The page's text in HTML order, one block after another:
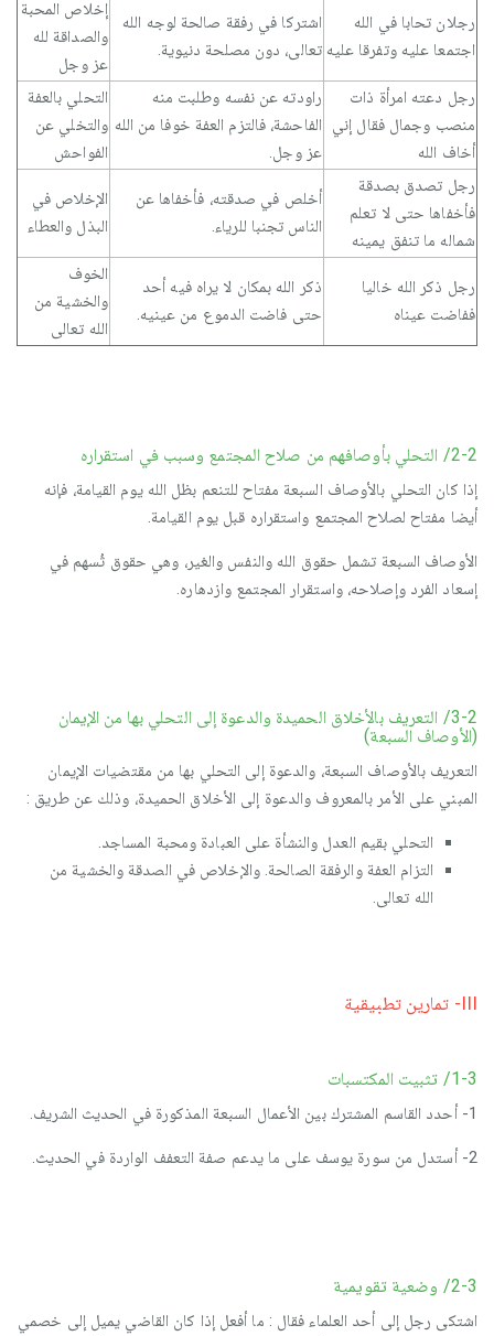
رجلان تحابا في الله
اجتمعا عليه وتفرقا عليه
اشتركا في رفقة صالحة لوجه الله
تعالى، دون مصلحة دنيوية.
إخلاص المحبة
والصداقة لله
عز وجل
رجل دعته امرأة ذات
منصب وجمال فقال إني
أخاف الله
راودته عن نفسه وطلبت منه
الفاحشة، فالتزم العفة خوفا من الله
عز وجل.
التحلي بالعفة
والتخلي عن
الفواحش
رجل تصدق بصدقة
فأخفاها حتى لا تعلم
شماله ما تنفق يمينه
أخلص في صدقته، فأخفاها عن
الناس تجنبا للرياء.
الإخلاص في
البذل والعطاء
رجل ذكر الله خاليا
ففاضت عيناه
ذكر الله بمكان لا يراه فيه أحد
حتى فاضت الدموع من عينيه.
الخوف
والخشية من
الله تعالى
2-2/ التحلي بأوصافهم من صلاح المجتمع وسبب في استقراره
إذا كان التحلي بالأوصاف السبعة مفتاح للتنعم بظل الله يوم القيامة، فإنه
أيضا مفتاح لصلاح المجتمع واستقراره قبل يوم القيامة.
الأوصاف السبعة تشمل حقوق الله والنفس والغير، وهي حقوق ثُسهم في
إسعاد الفرد وإصلاحه، واستقرار المجتمع وازدهاره.
3-2/ التعريف بالأخلاق الحميدة والدعوة إلى التحلي بها من الإيمان
(الأوصاف السبعة)
التعريف بالأوصاف السبعة، والدعوة إلى التحلي بها من مقتضيات الإيمان
المبني على الأمر بالمعروف والدعوة إلى الأخلاق الحميدة، وذلك عن طريق :
التحلي بقيم العدل والنشأة على العبادة ومحبة المساجد.
التزام العفة والرفقة الصالحة. والإخلاص في الصدقة والخشية من
الله تعالى.
III- تمارين تطبيقية
1-3/ تثبيت المكتسبات
1- أحدد القاسم المشترك بين الأعمال السبعة المذكورة في الحديث الشريف.
2- أستدل من سورة يوسف على ما يدعم صفة التعفف الواردة في الحديث.
2-3/ وضعية تقويمية
اشتكى رجل إلى أحد العلماء فقال : ما أفعل إذا كان القاضي يميل إلى خصمي